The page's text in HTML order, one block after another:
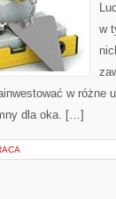
w
w różne
dla oka. […]